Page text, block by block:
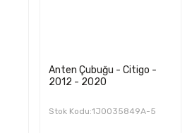
Anten Çubuğu - Citigo -
2012 - 2020
Stok Kodu:1J0035849A-5